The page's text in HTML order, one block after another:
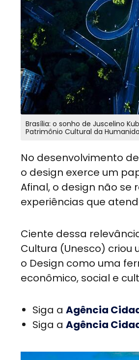
Brasília: o sonho de Juscelino
Patrimônio Cultural da
No desenvolvimento
o design exerce um
Afinal, o design não
experiências que
Ciente dessa
Cultura (Unesco) criou
o Design como uma
econômico, social e
Siga a Agência
Siga a Agência